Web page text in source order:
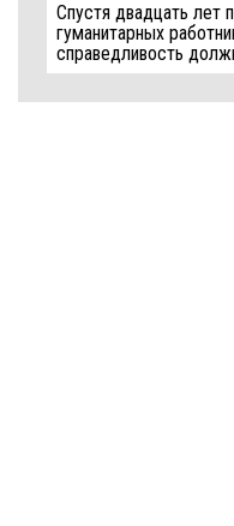
Спустя двадцать лет
гуманитарных
справедливость